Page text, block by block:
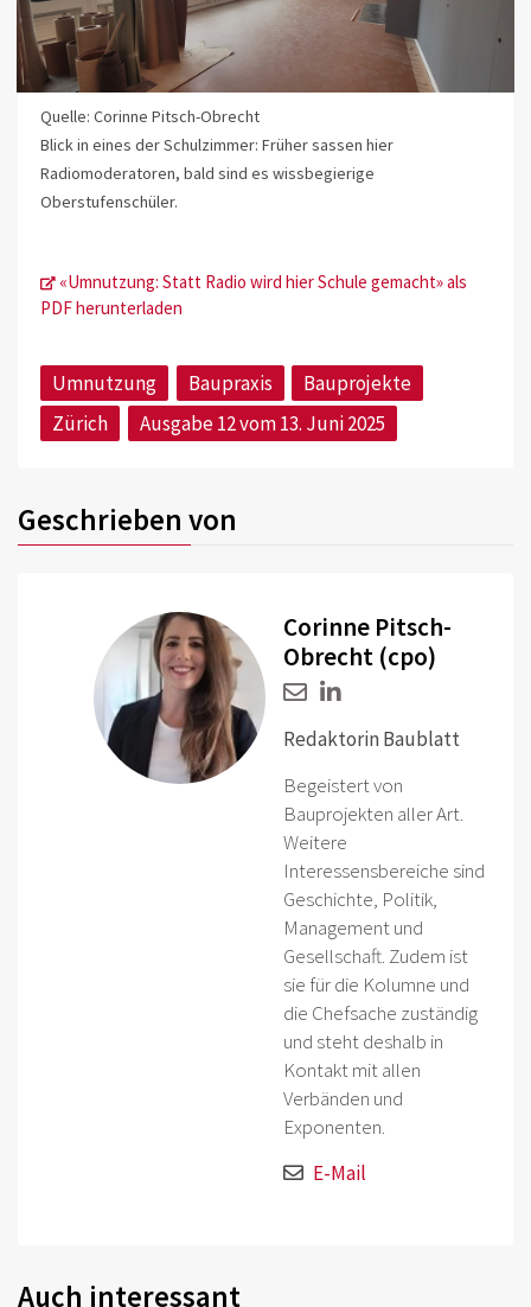
Quelle: Corinne Pitsch-Obrecht
Blick in eines der Schulzimmer: Früher sassen hier
Radiomoderatoren, bald sind es wissbegierige
Oberstufenschüler.
«Umnutzung: Statt Radio wird hier Schule gemacht» als
PDF herunterladen
Umnutzung Baupraxis
Bauprojekte
Zürich
Ausgabe 12 vom 13. Juni 2025
Geschrieben von
Corinne Pitsch-
Obrecht (cpo)
Redaktorin Baublatt
Begeistert von
Bauprojekten aller Art.
Weitere
Interessensbereiche sind
Geschichte, Politik,
Management und
Gesellschaft. Zudem ist
sie für die Kolumne und
die Chefsache zuständig
und steht deshalb in
Kontakt mit allen
Verbänden und
Exponenten.
E-Mail
Auch interessant